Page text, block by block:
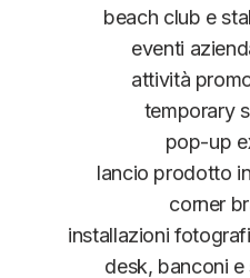
beach club e
eventi
attività
temporary
pop-up
lancio prodotto
corner
installazioni
desk, banconi